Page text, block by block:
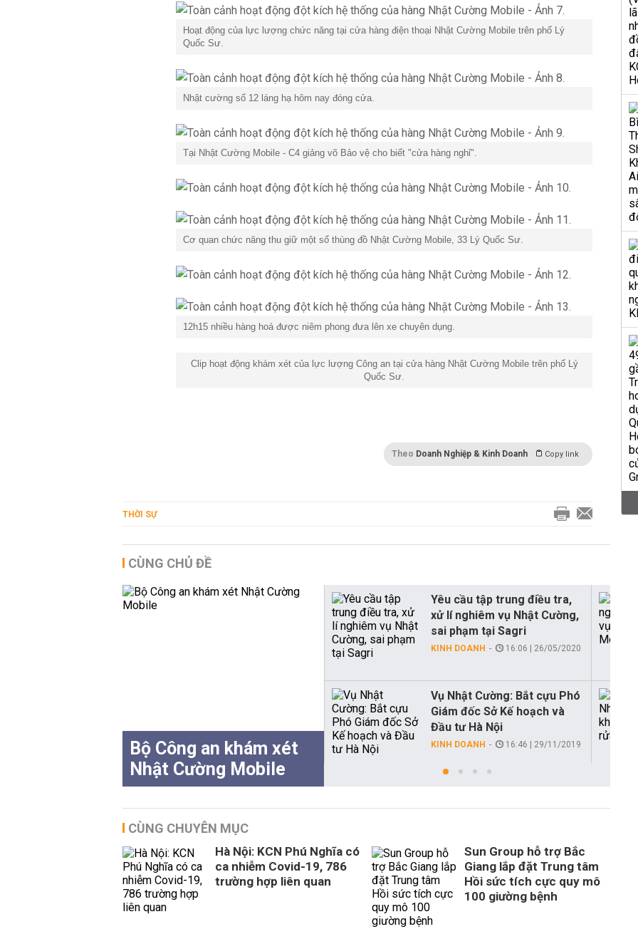
Hoạt động của lực lượng chức năng tại cửa hàng điện thoại Nhật Cường Mobile trên phố Lý
Quốc Sư.
Nhật cường số 12 láng hạ hôm nay đóng cửa.
Tại Nhật Cường Mobile - C4 giảng võ Bảo vệ cho biết "cửa hàng nghỉ".
Cơ quan chức năng thu giữ một số thùng đồ Nhật Cường Mobile, 33 Lý Quốc Sư.
12h15 nhiều hàng hoá được niêm phong đưa lên xe chuyên dụng.
Clip hoạt động khám xét của lực lượng Công an tại cửa hàng Nhật Cường Mobile trên phố Lý
Quốc Sư.
Theo Doanh Nghiệp & Kinh Doanh Copy link
THỜI SỰ
CÙNG CHỦ ĐỀ
Bộ Công an khám xét
Nhật Cường Mobile
Yêu cầu tập trung điều tra,
xử lí nghiêm vụ Nhật Cường,
sai phạm tại Sagri
KINH DOANH 16:06 | 26/05/2020
Vụ Nhật Cường: Bắt cựu Phó
Giám đốc Sở Kế hoạch và
Đầu tư Hà Nội
KINH DOANH 16:46 | 29/11/2019
CÙNG CHUYÊN MỤC
Hà Nội: KCN Phú Nghĩa có
ca nhiễm Covid-19, 786
trường hợp liên quan
Sun Group hỗ trợ Bắc
Giang lắp đặt Trung tâm
Hồi sức tích cực quy mô
100 giường bệnh